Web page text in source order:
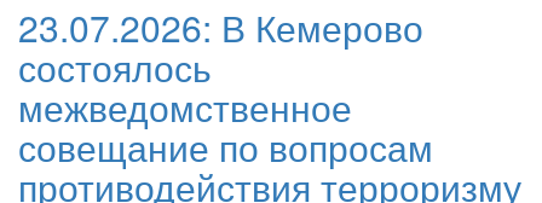
23.07.2026: В Кемерово
состоялось
межведомственное
совещание по вопросам
противодействия терроризму